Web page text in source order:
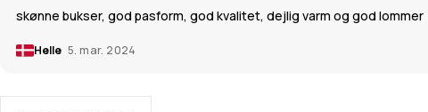
skønne bukser, god pasform, god kvalitet, dejlig varm og god lommer
Helle 5. mar. 2024